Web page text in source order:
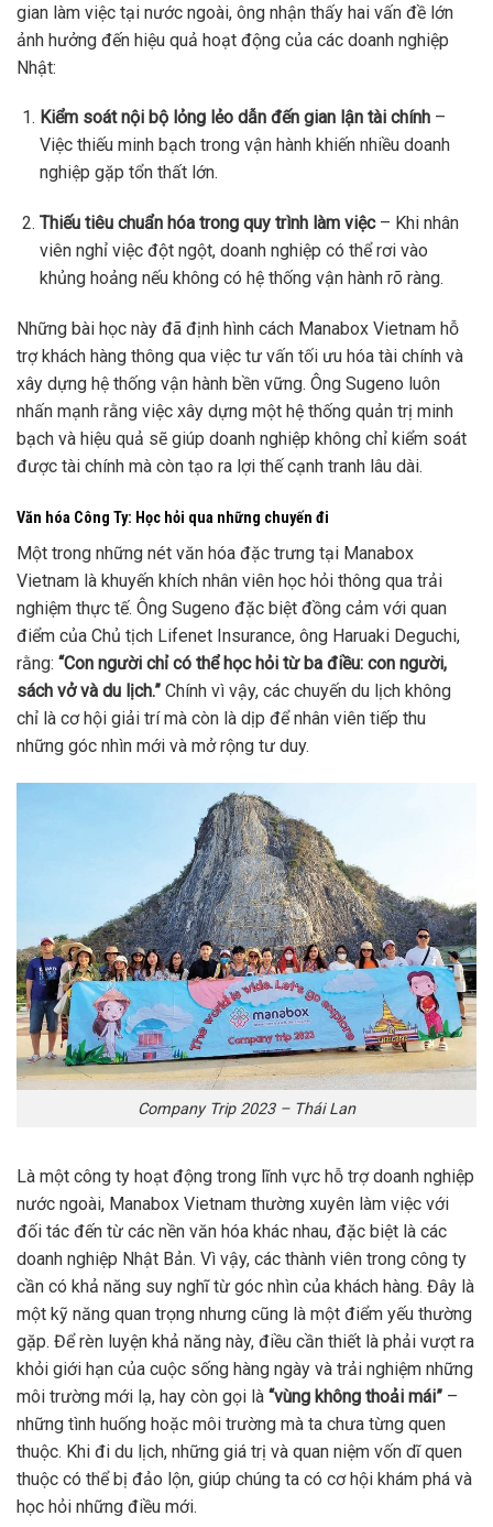
gian làm việc tại nước ngoài, ông nhận thấy hai vấn đề lớn
ảnh hưởng đến hiệu quả hoạt động của các doanh nghiệp
Nhật:
Kiểm soát nội bộ lỏng lẻo dẫn đến gian lận tài chính–
Việc thiếu minh bạch trong vận hành khiến nhiều doanh
nghiệp gặp tổn thất lớn.
Thiếu tiêu chuẩn hóa trong quy trình làm việc– Khi nhân
viên nghỉ việc đột ngột, doanh nghiệp có thể rơi vào
khủng hoảng nếu không có hệ thống vận hành rõ ràng.
Những bài học này đã định hình cách Manabox Vietnam hỗ
trợ khách hàng thông qua việc tư vấn tối ưu hóa tài chính và
xây dựng hệ thống vận hành bền vững. Ông Sugeno luôn
nhấn mạnh rằng việc xây dựng một hệ thống quản trị minh
bạch và hiệu quả sẽ giúp doanh nghiệp không chỉ kiểm soát
được tài chính mà còn tạo ra lợi thế cạnh tranh lâu dài.
Văn hóa Công Ty: Học hỏi qua những chuyến đi
Một trong những nét văn hóa đặc trưng tại Manabox
Vietnam là khuyến khích nhân viên học hỏi thông qua trải
nghiệm thực tế. Ông Sugeno đặc biệt đồng cảm với quan
điểm của Chủ tịch Lifenet Insurance, ông Haruaki Deguchi,
rằng: “Con người chỉ có thể học hỏi từ ba điều: con người,
sách vở và du lịch.” Chính vì vậy, các chuyến du lịch không
chỉ là cơ hội giải trí mà còn là dịp để nhân viên tiếp thu
những góc nhìn mới và mở rộng tư duy.
Company Trip 2023 – Thái Lan
Là một công ty hoạt động trong lĩnh vực hỗ trợ doanh nghiệp
nước ngoài, Manabox Vietnam thường xuyên làm việc với
đối tác đến từ các nền văn hóa khác nhau, đặc biệt là các
doanh nghiệp Nhật Bản. Vì vậy, các thành viên trong công ty
cần có khả năng suy nghĩ từ góc nhìn của khách hàng. Đây là
một kỹ năng quan trọng nhưng cũng là một điểm yếu thường
gặp. Để rèn luyện khả năng này, điều cần thiết là phải vượt ra
khỏi giới hạn của cuộc sống hàng ngày và trải nghiệm những
môi trường mới lạ, hay còn gọi là “vùng không thoải mái” –
những tình huống hoặc môi trường mà ta chưa từng quen
thuộc. Khi đi du lịch, những giá trị và quan niệm vốn dĩ quen
thuộc có thể bị đảo lộn, giúp chúng ta có cơ hội khám phá và
học hỏi những điều mới.